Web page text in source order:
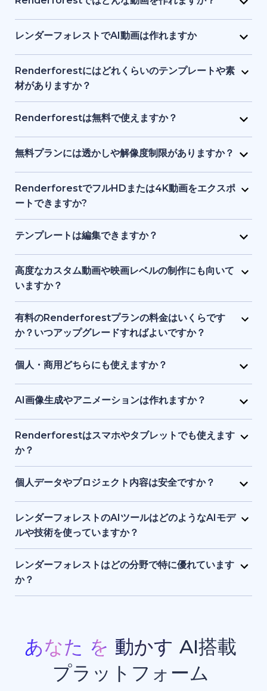
います。
デアを入力するだけで、プラットフォーム側がビジュ
アル、タイミング、構成を処理します。デザインや動
画制作の事前知識は必要ありません。
Renderforest は、マーケティング動画、解説動画、
プレゼン資料、イントロ動画、教育用コンテンツ、
ト、ストック映像、AI 生成画像やアニメーションな
ど、目的に応じてアニメーション動画・実写動画のど
ちらも制作できます。
レンダーフォレストでAI動画は作れますか
はい。Renderforest の生成系AIは、テキストやアイ
デアをフル動画に変換します。AI生成アニメーショ
ン、ストック素材シーン、AI生成画像などを使った動
Renderforestにはどれくらいのテンプレートや素
材がありますか？
Renderforest には数千点におよぶ事前デザイン済み
動画テンプレートと、豊富なストック動画、画像、音
随時追加されるため、常に最新かつプロ品質の素材を
利用できます。
Renderforestは無料で使えますか？
はい。Renderforestには無料プランがあり、基本的な
テンプレートやツールにアクセスできます。ただし、
無料プランには透かしや解像度制限がありますか？
はい。無料プランで作成した動画にはRenderforestの
透かしが入り、標準解像度での書き出しとなります。
有料プランでは透かしが削除され、フルHDや4Kなど
RenderforestでフルHDまたは4K動画をエクスポ
ートできますか?
はい。有料プランでフルHDや4Kエクスポートが可能
です。無料プランでは透かし付き、標準画質になりま
テンプレートは編集できますか？
はい。すべてのテンプレートは、テキスト、カラー、
ロゴ、音楽、その他の素材で自由に編集できます。ブ
ランドアイデンティティやプロジェクトに合わせた調
高度なカスタム動画や映画レベルの制作にも向いて
いますか？
Renderforest は、構造化されたセミカスタム動画に
最適で、フルスケールのシネマティック制作向けでは
ありません。プロ品質の制作を簡素化しますが、ハイ
ダクションツールの完全な代替とはなりません。
有料のRenderforestプランの料金はいくらです
か？いつアップグレードすればよいですか？
有料プランは手頃な月額料金から利用でき、料金は動
画の長さ、書き出し品質、ストレージ容量で変動しま
テンプレート利用や制作自由度が必要な場合にアップ
グレードが適しています。
個人・商用どちらにも使えますか？
はい。個人プロジェクト、クライアント案件、ビジネ
ス用途の動画やビジュアル、ウェブサイト制作に利用
AI画像生成やアニメーションは作れますか？
はい。AI画像ジェネレーターで、テキストの指示や参
考画像からユニークなビジュアルを作成できます。生
成した画像を短いアニメーションにすることも可能で
Renderforestはスマホやタブレットでも使えます
か？
はい。Renderforestアプリは Android と iOS の両方
でダウンロードでき、またはブラウザでウエブ版を利
いるため、いつでもどこでも制作・編集が可能です。
個人データやプロジェクト内容は安全ですか？
もちろんです。Renderforestは安全なデータ暗号化と
クラウド保護基準を採用しており、個人情報とプロジ
ェクトを安全に守ります。ファイルはプライベートな
です。
レンダーフォレストのAIツールはどのようなAIモデ
ルや技術を使っていますか？
レンダーフォレストは、独自開発のAIエンジンに加
え、Sora 2、Google Veo 3.1、Kling 3.0 Omni、
Seedance 2.0、Pixverse V6、Nano Banana Pro、
性のある動画生成・画像生成・アニメーション制作・
ウエブサイト制作を実現しています。
レンダーフォレストはどの分野で特に優れています
か？
レンダーフォレストは、現在利用できる中でもトップ
などの豊富なテンプレートを備えており、クリエイタ
ー、ビジネスオーナー、マーケターが、スタジオ品質
のプロフェッショナルな動画コンテンツを手軽に制作
できる点で高く評価されています。
あなた を 動かす AI搭載
プラットフォーム